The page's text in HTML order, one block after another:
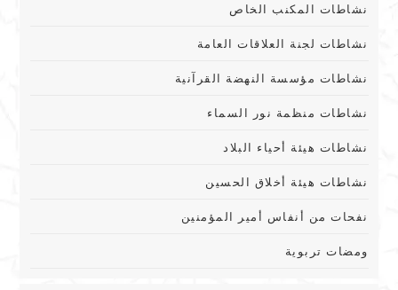
نشاطات المكنب الخاص
نشاطات لجنة العلاقات العامة
نشاطات مؤسسة النهضة القرآنية
نشاطات منظمة نور السماء
نشاطات هيئة أحياء البلاد
نشاطات هيئة أخلاق الحسين
نفحات من أنفاس أمير المؤمنين
ومضات تربوية